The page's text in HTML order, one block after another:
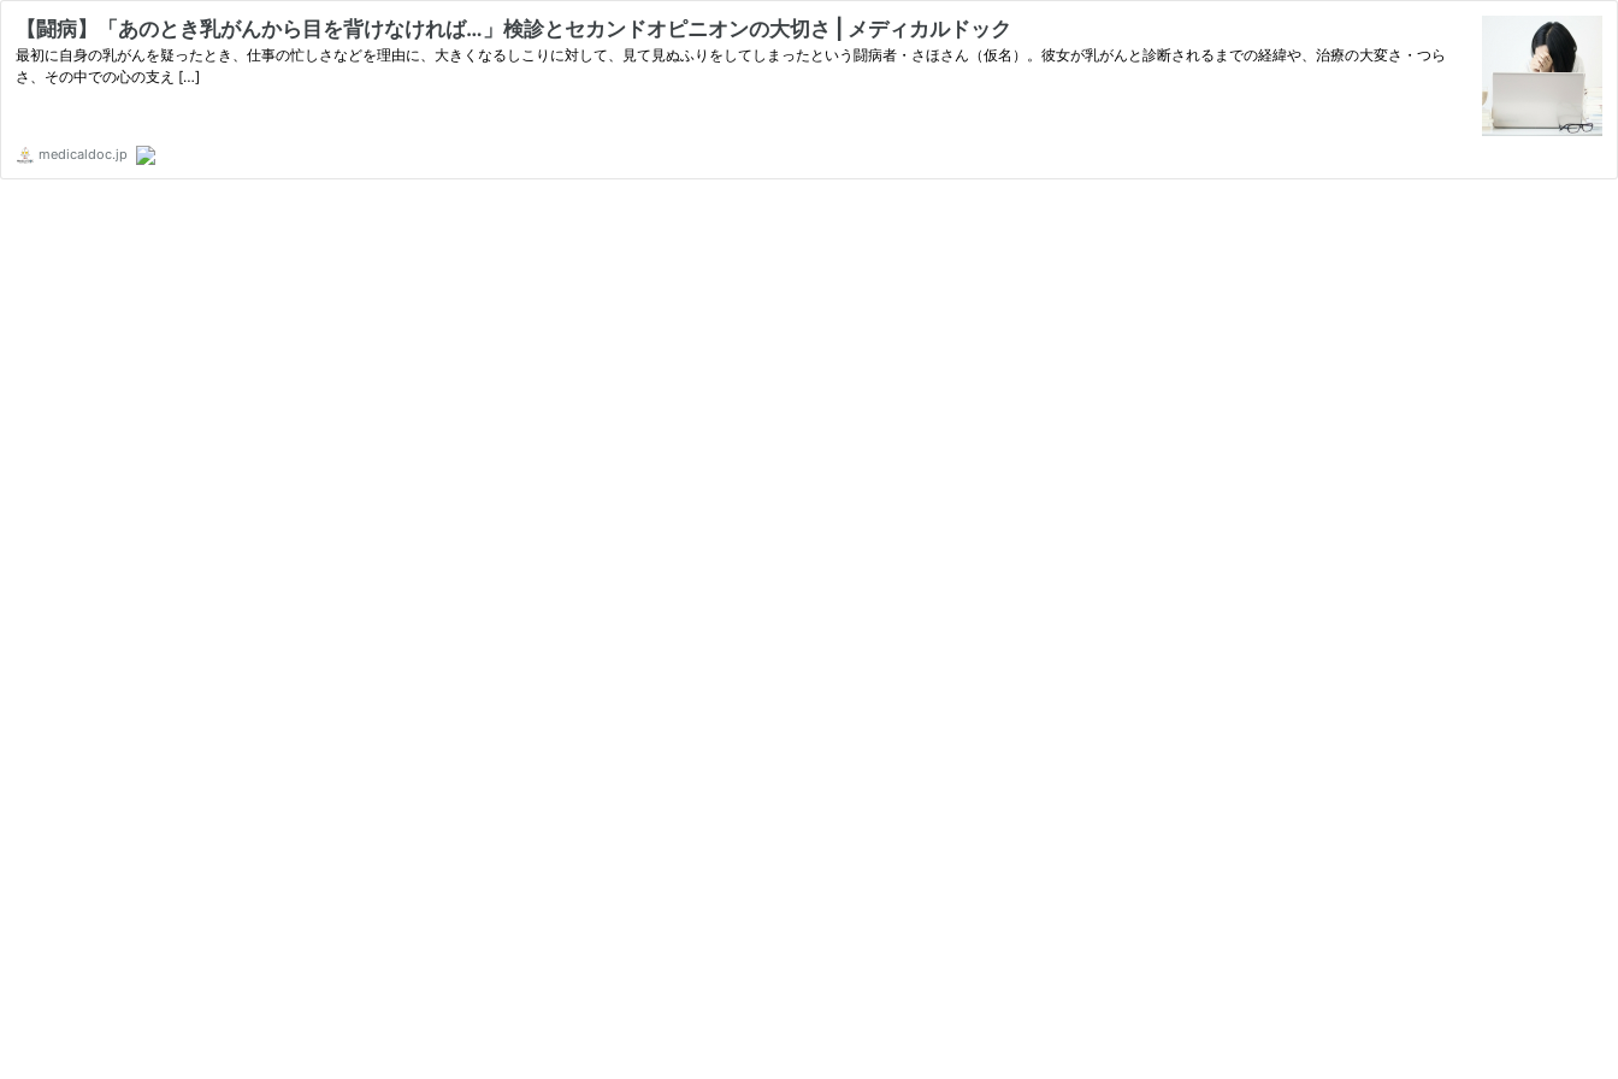
【闘病】「あのとき乳がんから目を背けなければ…」検診とセカンドオピニオンの大切さ | メディカルドック
最初に自身の乳がんを疑ったとき、仕事の忙しさなどを理由に、大きくなるしこりに対して、見て見ぬふりをしてしまったという闘病者・さほさん（仮名）。彼女が乳がんと診断されるまでの経緯や、治療の大変さ・つら
さ、その中での心の支え […]
medicaldoc.jp